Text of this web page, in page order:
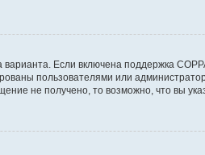
Если включена поддержка
пользователями или
не получено, то возможно, что вы